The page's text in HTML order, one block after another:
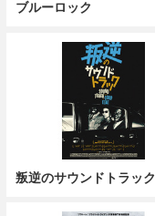
ブルーロック
叛逆のサウンドトラック